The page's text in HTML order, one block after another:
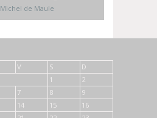
de Maule
V S
D
1
2
7 8
9
14 15
16